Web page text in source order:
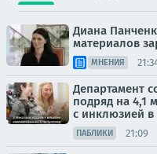
Диана
материалов
МНЕНИЯ
Департамент
подряд на 4,1
с инклюзией
ПАБЛИКИ 21:09